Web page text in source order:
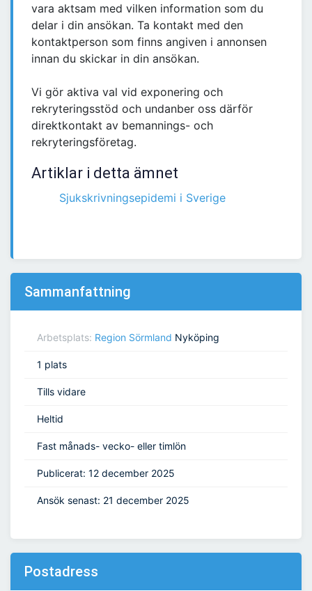
vara aktsam med vilken information som du
delar i din ansökan. Ta kontakt med den
kontaktperson som finns angiven i annonsen
innan du skickar in din ansökan.
Vi gör aktiva val vid exponering och
rekryteringsstöd och undanber oss därför
direktkontakt av bemannings- och
rekryteringsföretag.
Artiklar i detta ämnet
Sjukskrivningsepidemi i Sverige
Sammanfattning
Arbetsplats: Region Sörmland Nyköping
1 plats
Tills vidare
Heltid
Fast månads- vecko- eller timlön
Publicerat: 12 december 2025
Ansök senast: 21 december 2025
Postadress